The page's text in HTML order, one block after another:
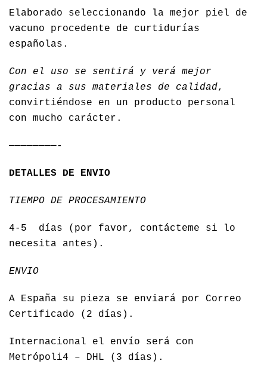
Elaborado seleccionando la mejor piel de
vacuno procedente de curtidurías
españolas.
Con el uso se sentirá y verá mejor
gracias a sus materiales de calidad,
convirtiéndose en un producto personal
con mucho carácter.
————————-
DETALLES DE ENVIO
TIEMPO DE PROCESAMIENTO
4-5 días (por favor, contácteme si lo
necesita antes).
ENVIO
A España su pieza se enviará por Correo
Certificado (2 días).
Internacional el envío será con
Metrópoli4 – DHL (3 días).